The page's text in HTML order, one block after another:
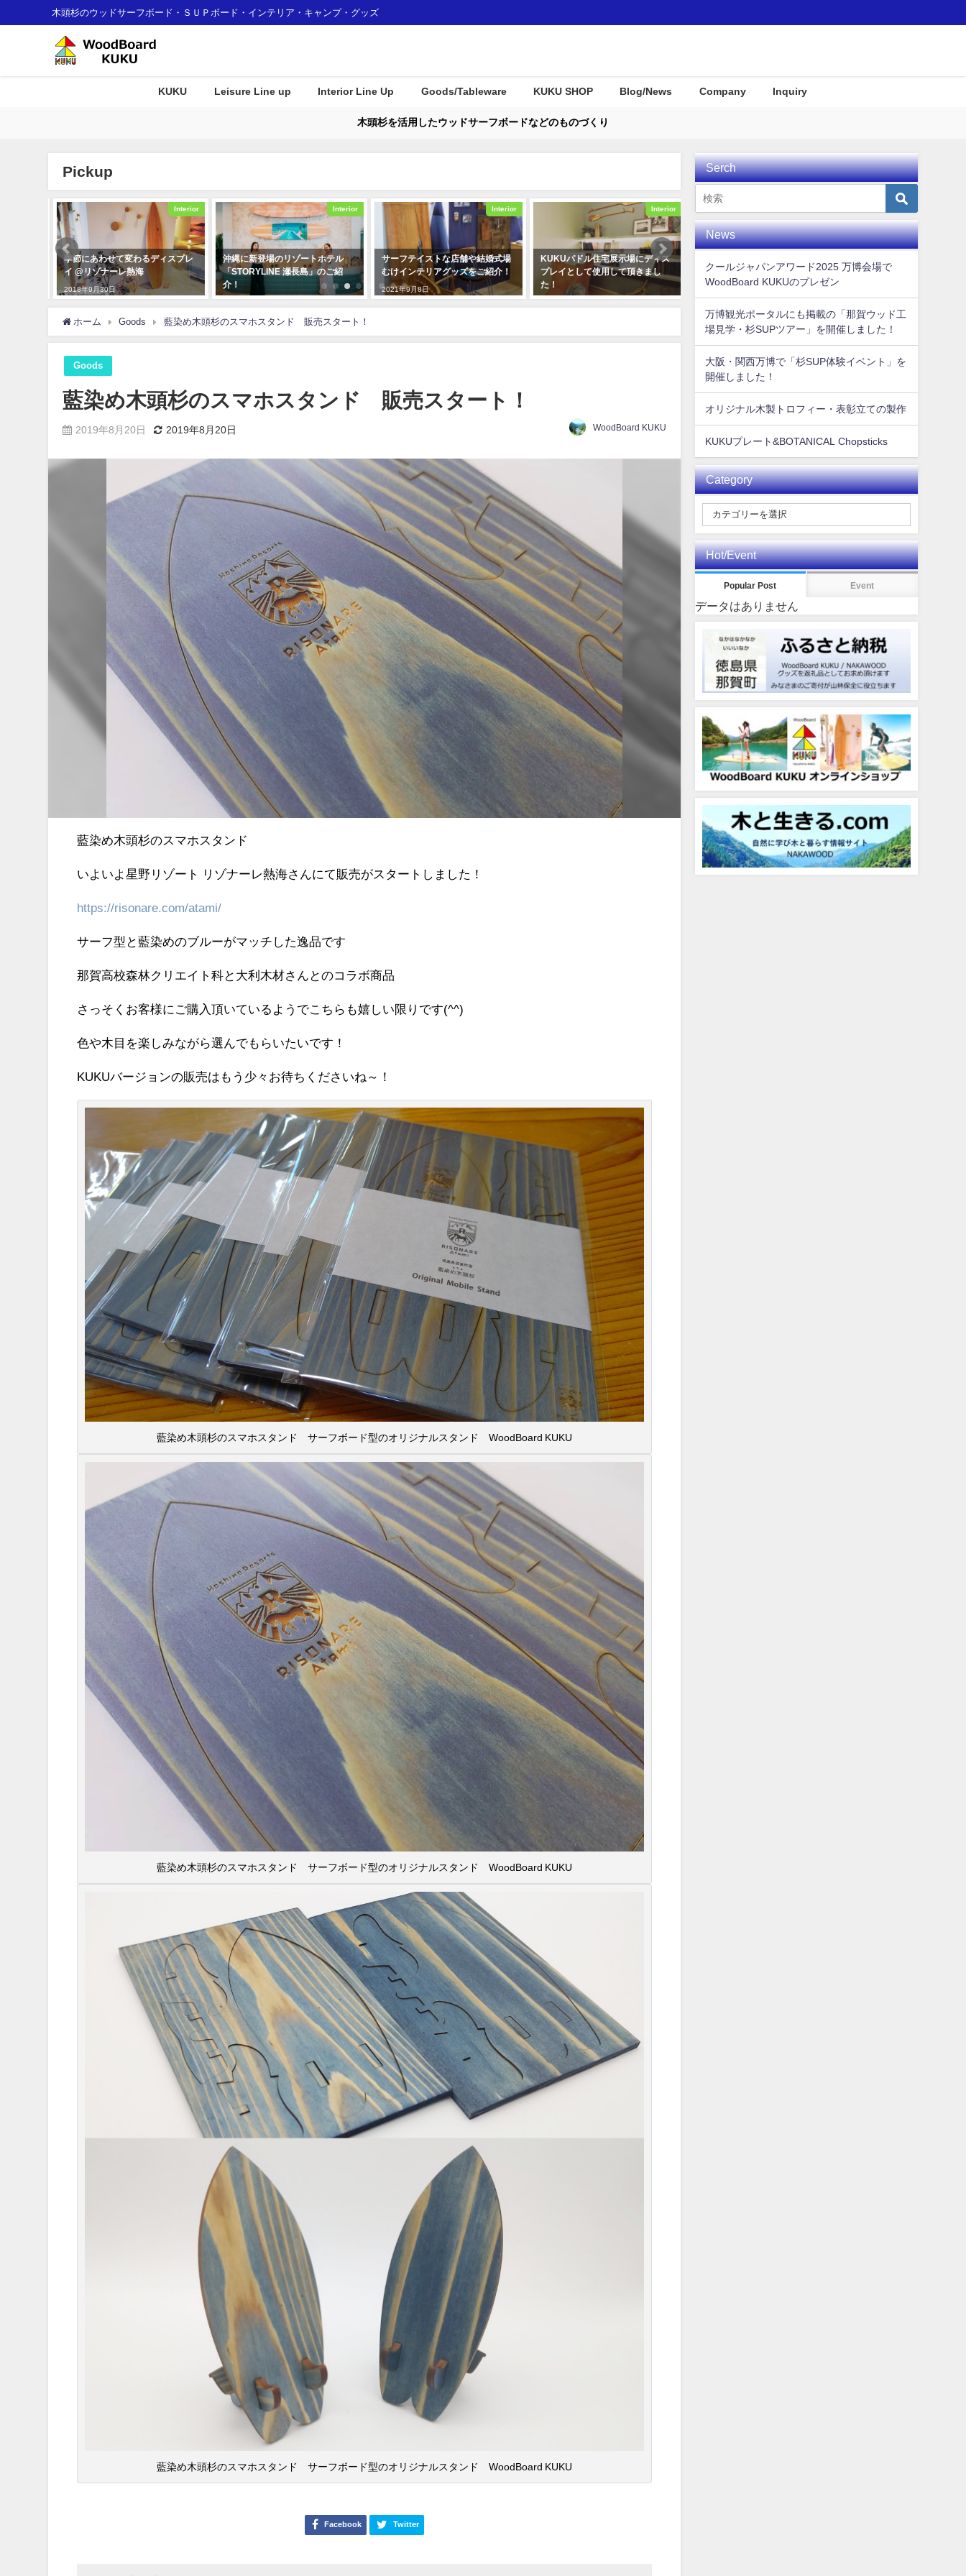
木頭杉のウッドサーフボード・ＳＵＰボード・インテリア・キャンプ・グッズ
KUKU Leisure Line up Interior Line Up Goods/Tableware KUKU SHOP Blog/News Company Inquiry
木頭杉を活用したウッドサーフボードなどのものづくり
Pickup
Interior
季節にあわせて変わるディスプレ
イ @リゾナーレ熱海
2018年9月30日
Interior
沖縄に新登場のリゾートホテル
「STORYLINE 瀬長島」のご紹
介！
Interior
サーフテイストな店舗や結婚式場
むけインテリアグッズをご紹介！
2021年9月8日
Interior
KUKUパドル住宅展示場にディス
プレイとして使用して頂きまし
た！
に向けてKUKUムービーが公開さ
れました！
ホーム Goods 藍染め木頭杉のスマホスタンド 販売スタート！
Goods
藍染め木頭杉のスマホスタンド 販売スタート！
2019年8月20日 2019年8月20日 WoodBoard KUKU
藍染め木頭杉のスマホスタンド
いよいよ星野リゾート リゾナーレ熱海さんにて販売がスタートしました！
https://risonare.com/atami/
サーフ型と藍染めのブルーがマッチした逸品です
那賀高校森林クリエイト科と大利木材さんとのコラボ商品
さっそくお客様にご購入頂いているようでこちらも嬉しい限りです(^^)
色や木目を楽しみながら選んでもらいたいです！
KUKUバージョンの販売はもう少々お待ちくださいね～！
藍染め木頭杉のスマホスタンド サーフボード型のオリジナルスタンド WoodBoard KUKU
藍染め木頭杉のスマホスタンド サーフボード型のオリジナルスタンド WoodBoard KUKU
藍染め木頭杉のスマホスタンド サーフボード型のオリジナルスタンド WoodBoard KUKU
Facebook Twitter
Serch
News
クールジャパンアワード2025 万博会場で
WoodBoard KUKUのプレゼン
万博観光ポータルにも掲載の「那賀ウッド工
場見学・杉SUPツアー」を開催しました！
大阪・関西万博で「杉SUP体験イベント」を
開催しました！
オリジナル木製トロフィー・表彰立ての製作
KUKUプレート&BOTANICAL Chopsticks
Category
Hot/Event
Popular Post Event
データはありません